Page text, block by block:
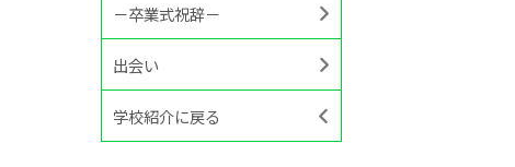
－卒業式祝辞－
出会い
学校紹介に戻る